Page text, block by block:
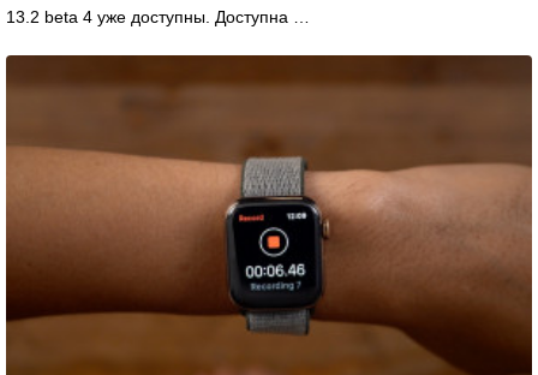
13.2 beta 4 уже доступны. Доступна …